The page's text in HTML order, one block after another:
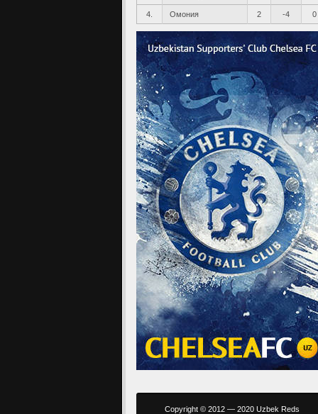
4. Омония 2 -4 0
Copyright © 2012 — 2020 Uzbek Reds